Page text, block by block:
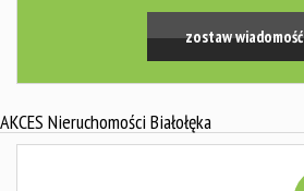
zostaw wiadomość
AKCES Nieruchomości Białołęka